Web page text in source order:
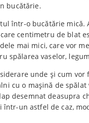
bucătărie.
într-o bucătărie
centimetru de blat
mai mici, care vor
spălarea vaselor,
unde și cum
cu o mașină de
desemnat deasupra
un astfel de caz,